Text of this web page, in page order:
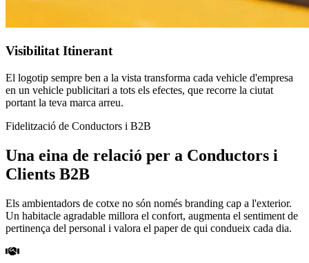
Visibilitat Itinerant
El logotip sempre ben a la vista transforma cada vehicle d'empresa
en un vehicle publicitari a tots els efectes, que recorre la ciutat
portant la teva marca arreu.
Fidelització de Conductors i B2B
Una eina de relació per a Conductors i
Clients B2B
Els ambientadors de cotxe no són només branding cap a l'exterior.
Un habitacle agradable millora el confort, augmenta el sentiment de
pertinença del personal i valora el paper de qui condueix cada dia.